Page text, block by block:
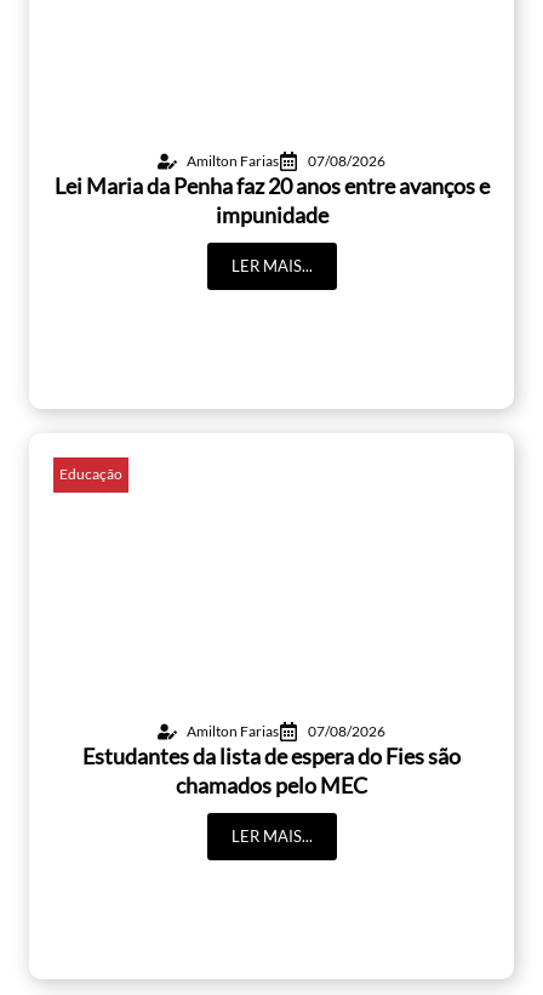
Amilton Farias 07/08/2026
Lei Maria da Penha faz 20 anos entre avanços e
impunidade
LER MAIS...
Educação
Amilton Farias 07/08/2026
Estudantes da lista de espera do Fies são
chamados pelo MEC
LER MAIS...